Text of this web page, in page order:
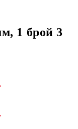
1 брой 3